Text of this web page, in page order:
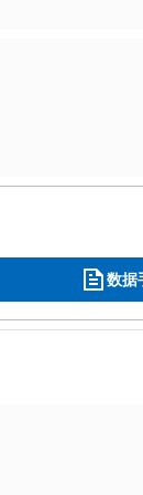
数据